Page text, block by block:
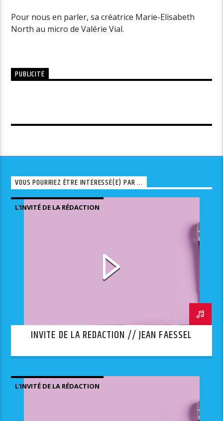
Pour nous en parler, sa créatrice Marie-Elisabeth
North au micro de Valérie Vial.
PUBLICITÉ
VOUS POURRIEZ ÊTRE INTÉRESSÉ(E) PAR ...
L'INVITÉ DE LA RÉDACTION
INVITE DE LA REDACTION // JEAN FAESSEL
L'INVITÉ DE LA RÉDACTION